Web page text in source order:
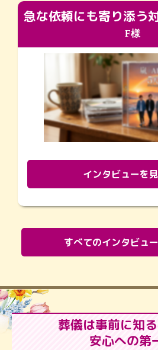
F様
インタビューを
すべてのインタビュ
葬儀は事前に知
安心への第